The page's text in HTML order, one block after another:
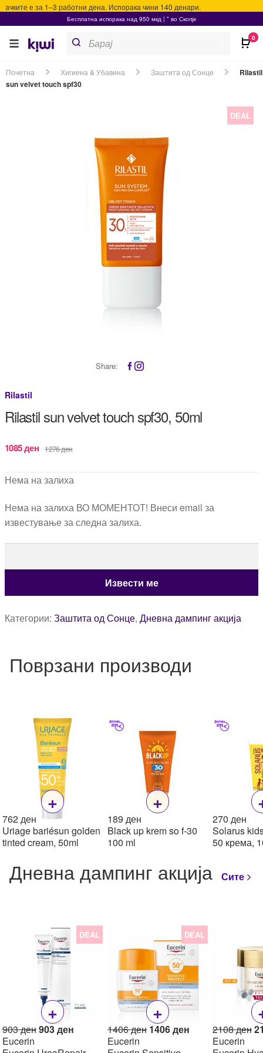
е за 1–3 работни дена. Испорака чини 140 денари.
Бесплатна испорака над 950 мкд | * во Скопје
search
Почетна Хигиена & Убавина Заштита од Сонце
Rilastil
sun velvet touch spf30
DEAL
Share:
Rilastil
Rilastil sun velvet touch spf30, 50ml
1276денOriginal
was:
1276 ден.
1085ден
Current
is:
1085 ден.
Нема на залиха
Нема на залиха ВО МОМЕНТОТ! Внеси email за
известување за следна залиха.
Категории: Заштита од Сонце, Дневна дампинг акција
Поврзани производи
+
762 ден
Uriage bariésun golden
tinted cream, 50ml
+
189 ден
Black up krem so f-30
100 ml
270 ден
Solarus
50 крема,
Дневна дампинг акција Сите
DEAL
+
903денOriginal
903ден
Eucerin
DEAL
+
1406ден Original
1406ден Current
Eucerin
2108ден
Eucerin
0